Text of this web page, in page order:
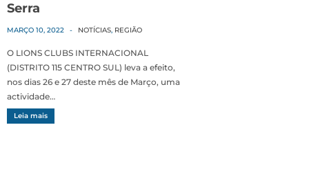
Serra
MARÇO 10, 2022 - NOTÍCIAS, REGIÃO
O LIONS CLUBS INTERNACIONAL
(DISTRITO 115 CENTRO SUL) leva a efeito,
nos dias 26 e 27 deste mês de Março, uma
actividade…
Leia mais